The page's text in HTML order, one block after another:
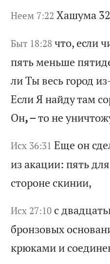
Неем 7:22 Хашума
Быт 18:28 что, если
пятьменьше пятид
лиТы весь город и
ЕслиЯ найдутам со
Он, –то неуничто
Исх 36:31 Еще он сде
из акации: пять для
стороне скинии,
Исх 27:10 с двадцать
бронзовых основа
крюками и соедин